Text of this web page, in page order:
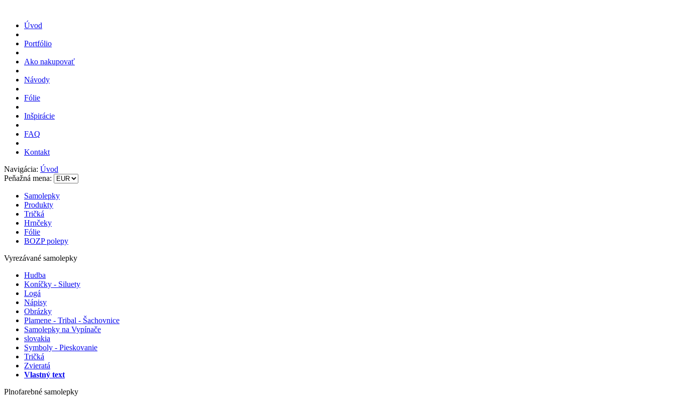
Úvod
Portfólio
Ako nakupovať
Návody
Fólie
Inšpirácie
FAQ
Kontakt
Navigácia: Úvod
Peňažná mena:
Samolepky
Produkty
Tričká
Hrnčeky
Fólie
BOZP polepy
Vyrezávané samolepky
Hudba
Koníčky - Siluety
Logá
Nápisy
Obrázky
Plamene - Tribal - Šachovnice
Samolepky na Vypínače
slovakia
Symboly - Pieskovanie
Tričká
Zvieratá
Vlastný text
Plnofarebné samolepky